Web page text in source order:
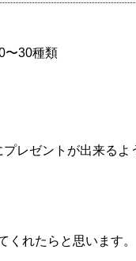
〜30種類
レゼントが出来るよ
れたらと思います。